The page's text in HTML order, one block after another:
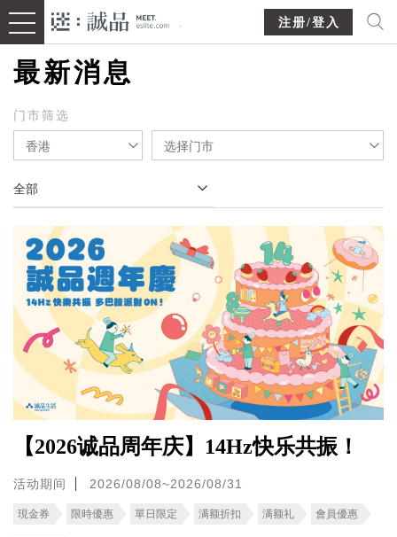
注册/登入
最新消息
门市筛选
香港 选择门市
全部
【2026诚品周年庆】14Hz快乐共振！
活动期间 2026/08/08~2026/08/31
現金券 限時優惠 單日限定 满额折扣 满额礼 會員優惠